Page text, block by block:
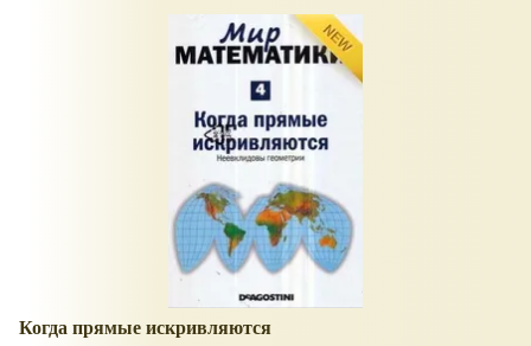
Когда прямые искривляются